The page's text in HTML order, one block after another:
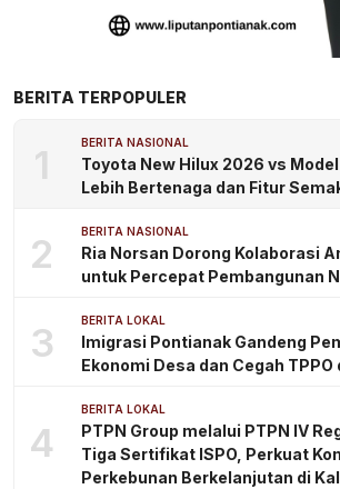
BERITA TERPOPULER
1 BERITA NASIONAL
Toyota New Hilux 2026 vs
Lebih Bertenaga dan Fitur
2 BERITA NASIONAL
Ria Norsan Dorong Kolaborasi
untuk Percepat Pembangunan
3 BERITA LOKAL
Imigrasi Pontianak Gandeng
Ekonomi Desa dan Cegah TPPO
4
BERITA LOKAL
PTPN Group melalui PTPN IV
Tiga Sertifikat ISPO, Perkuat
Perkebunan Berkelanjutan di